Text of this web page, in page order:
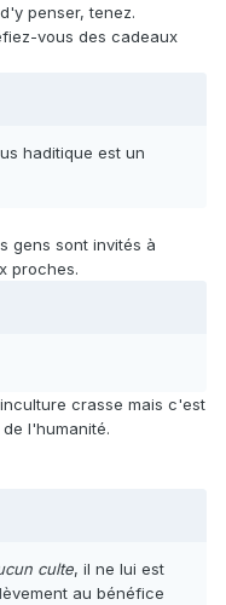
penser, tenez.
vous des cadeaux
haditique est un
gens sont invités à
proches.
crasse mais c'est
l'humanité.
culte, il ne lui est
au bénéfice